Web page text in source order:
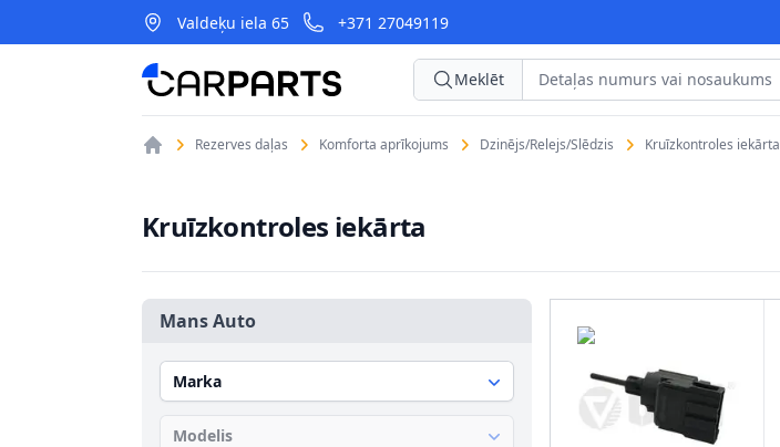
Valdeķu iela 65 +371 27049119
CarParts Meklēt
Rezerves daļas Komforta aprīkojums Dzinējs/Relejs/Slēdzis Kruīzkontroles iekārta
Kruīzkontroles iekārta
Mans Auto
Marka
Modelis